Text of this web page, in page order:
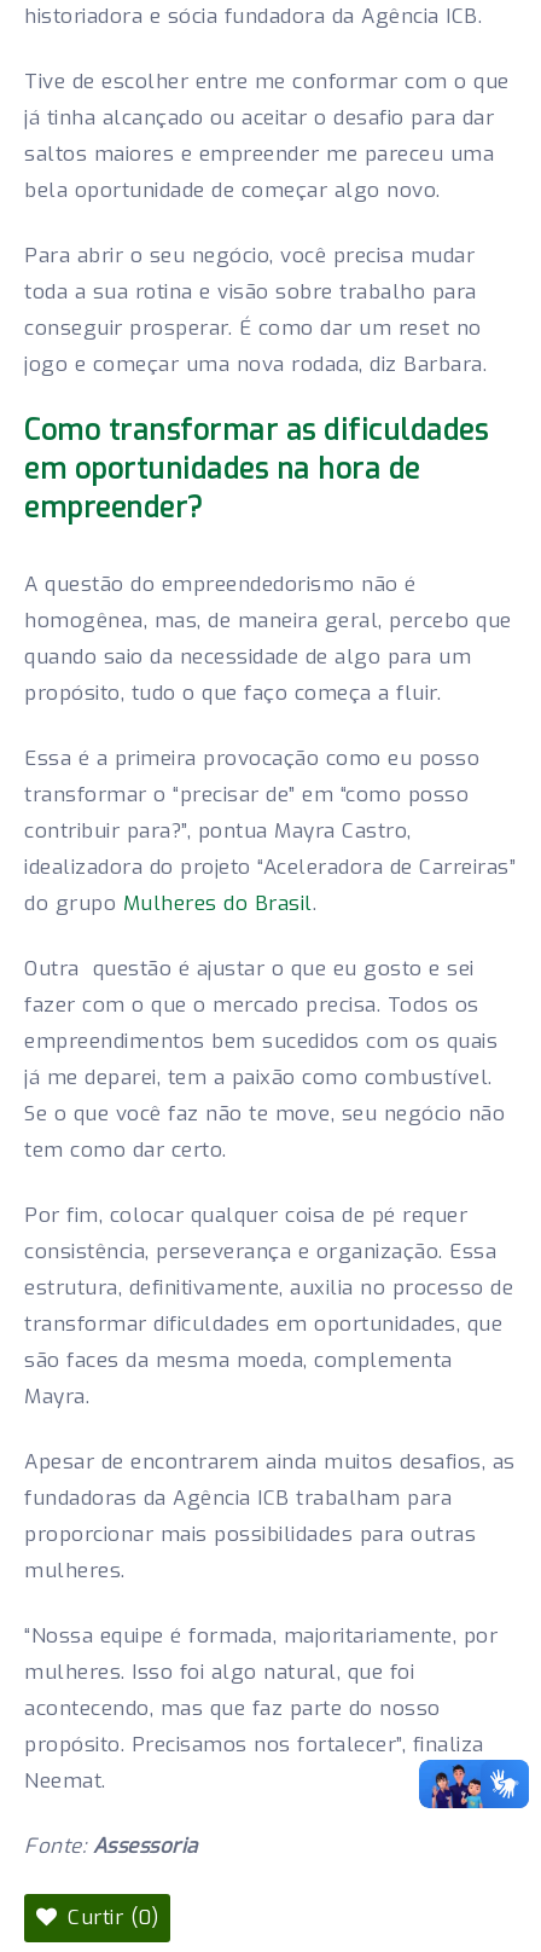
historiadora e sócia fundadora da Agência ICB.
Tive de escolher entre me conformar com o que
já tinha alcançado ou aceitar o desafio para dar
saltos maiores e empreender me pareceu uma
bela oportunidade de começar algo novo.
Para abrir o seu negócio, você precisa mudar
toda a sua rotina e visão sobre trabalho para
conseguir prosperar. É como dar um reset no
jogo e começar uma nova rodada, diz Barbara.
Como transformar as dificuldades
em oportunidades na hora de
empreender?
A questão do empreendedorismo não é
homogênea, mas, de maneira geral, percebo que
quando saio da necessidade de algo para um
propósito, tudo o que faço começa a fluir.
Essa é a primeira provocação como eu posso
transformar o “precisar de” em “como posso
contribuir para?”, pontua Mayra Castro,
idealizadora do projeto “Aceleradora de Carreiras”
do grupo Mulheres do Brasil.
Outra questão é ajustar o que eu gosto e sei
fazer com o que o mercado precisa. Todos os
empreendimentos bem sucedidos com os quais
já me deparei, tem a paixão como combustível.
Se o que você faz não te move, seu negócio não
tem como dar certo.
Por fim, colocar qualquer coisa de pé requer
consistência, perseverança e organização. Essa
estrutura, definitivamente, auxilia no processo de
transformar dificuldades em oportunidades, que
são faces da mesma moeda, complementa
Mayra.
Apesar de encontrarem ainda muitos desafios, as
fundadoras da Agência ICB trabalham para
proporcionar mais possibilidades para outras
mulheres.
“Nossa equipe é formada, majoritariamente, por
mulheres. Isso foi algo natural, que foi
acontecendo, mas que faz parte do nosso
propósito. Precisamos nos fortalecer”, finaliza
Neemat.
Fonte:Assessoria
Curtir (0)